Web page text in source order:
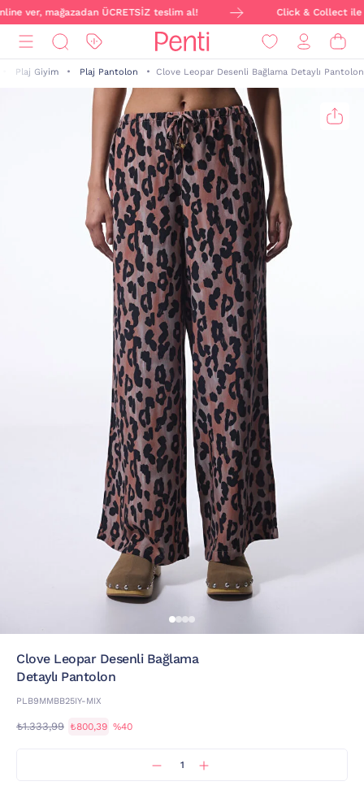
ver, mağazadan ÜCRETSİZ teslim al! Click & Collect ile
Plaj Giyim Plaj Pantolon Clove Leopar Desenli Bağlama Detaylı Pantolon
Clove Leopar Desenli Bağlama
Detaylı Pantolon
PLB9MMBB25IY-MIX
₺1.333,99 ₺800,39 %40